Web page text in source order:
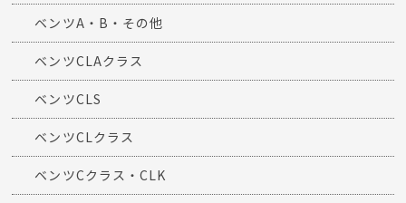
ニュース一覧
キャンペーン
当店へのアクセス
納車ブログ一覧
AMG